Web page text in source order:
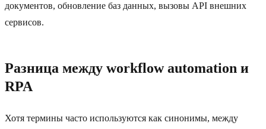
документов, обновление баз данных, вызовы API внешних
сервисов.
Разница между workflow automation и
RPA
Хотя термины часто используются как синонимы, между